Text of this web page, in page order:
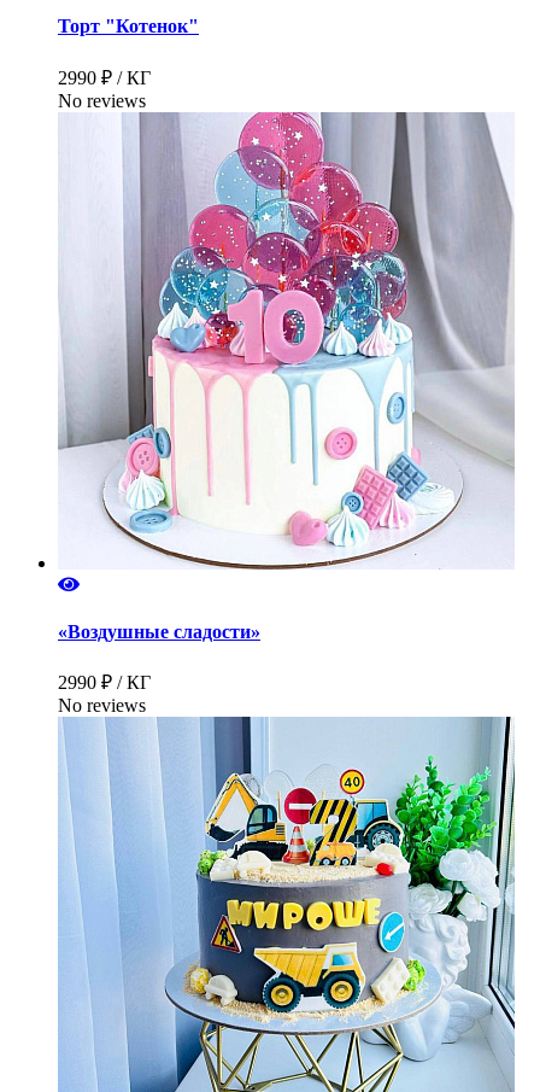
Торт "Котенок"
2990 ₽ / КГ
No reviews
«Воздушные сладости»
2990 ₽ / КГ
No reviews